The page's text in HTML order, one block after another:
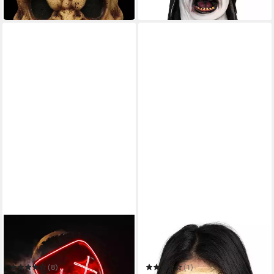
in 2-3 Werktagen bei dir in 2-3 Werktagen bei dir
Verkleidungsmaske LED
Purge Maske - Halloween
Kostüm Herren Halloween
(8)
METAMORPH
Verkleidungsmaske Hexe
Halbmaske - Horror
Halloween Maske Damen
(1)